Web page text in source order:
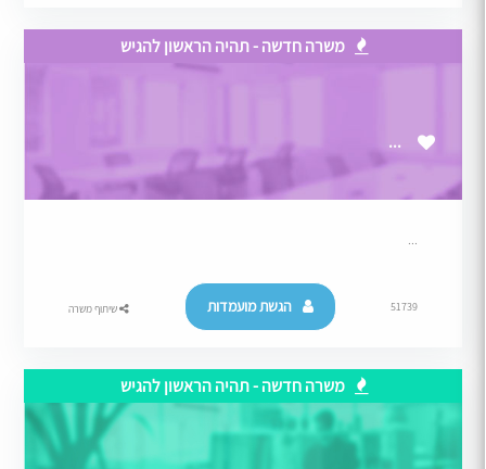
משרה חדשה - תהיה הראשון להגיש
...
51739 הגשת מועמדות שיתוף משרה
משרה חדשה - תהיה הראשון להגיש